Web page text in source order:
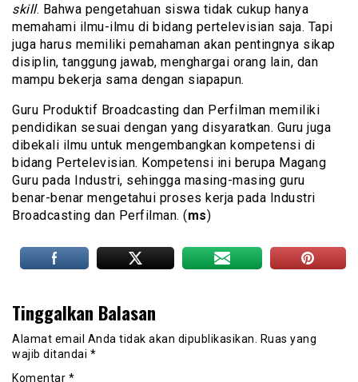
skill. Bahwa pengetahuan siswa tidak cukup hanya
memahami ilmu-ilmu di bidang pertelevisian saja. Tapi
juga harus memiliki pemahaman akan pentingnya sikap
disiplin, tanggung jawab, menghargai orang lain, dan
mampu bekerja sama dengan siapapun.
Guru Produktif Broadcasting dan Perfilman memiliki
pendidikan sesuai dengan yang disyaratkan. Guru juga
dibekali ilmu untuk mengembangkan kompetensi di
bidang Pertelevisian. Kompetensi ini berupa Magang
Guru pada Industri, sehingga masing-masing guru
benar-benar mengetahui proses kerja pada Industri
Broadcasting dan Perfilman. (ms)
Tinggalkan Balasan
Alamat email Anda tidak akan dipublikasikan.
Ruas yang
wajib ditandai *
Komentar *